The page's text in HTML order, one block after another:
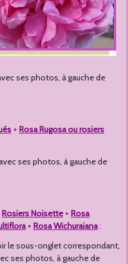
ses photos, à gauche de
+ Rosa Rugosa ou rosiers
ses photos, à gauche de
Rosiers Noisette + Rosa
+ Rosa Wichuraiana:
le sous-onglet correspondant,
ses photos, à gauche de